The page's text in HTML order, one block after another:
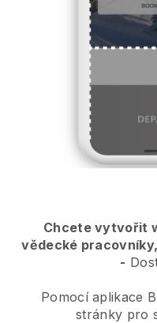
Chcete vytvořit
vědecké
-
Pomocí aplikace
stránky pro